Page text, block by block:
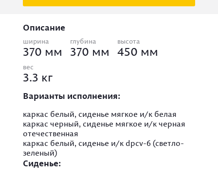
Описание
ширина
370 мм
глубина
370 мм
высота
450 мм
вес
3.3 кг
Варианты исполнения:
каркас белый, сиденье мягкое и/к белая
каркас черный, сиденье мягкое и/к черная
отечественная
каркас белый, сиденье и/к dpcv-6 (светло-
зеленый)
Сиденье: